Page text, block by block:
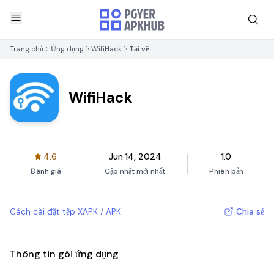
Trang chủ Ứng dụng WifiHack Tải về
WifiHack
4.6
Đánh giá
Jun 14, 2024
Cập nhật mới nhất
1.0
Phiên bản
Cách cài đặt tệp XAPK / APK Chia sẻ
Thông tin gói ứng dụng